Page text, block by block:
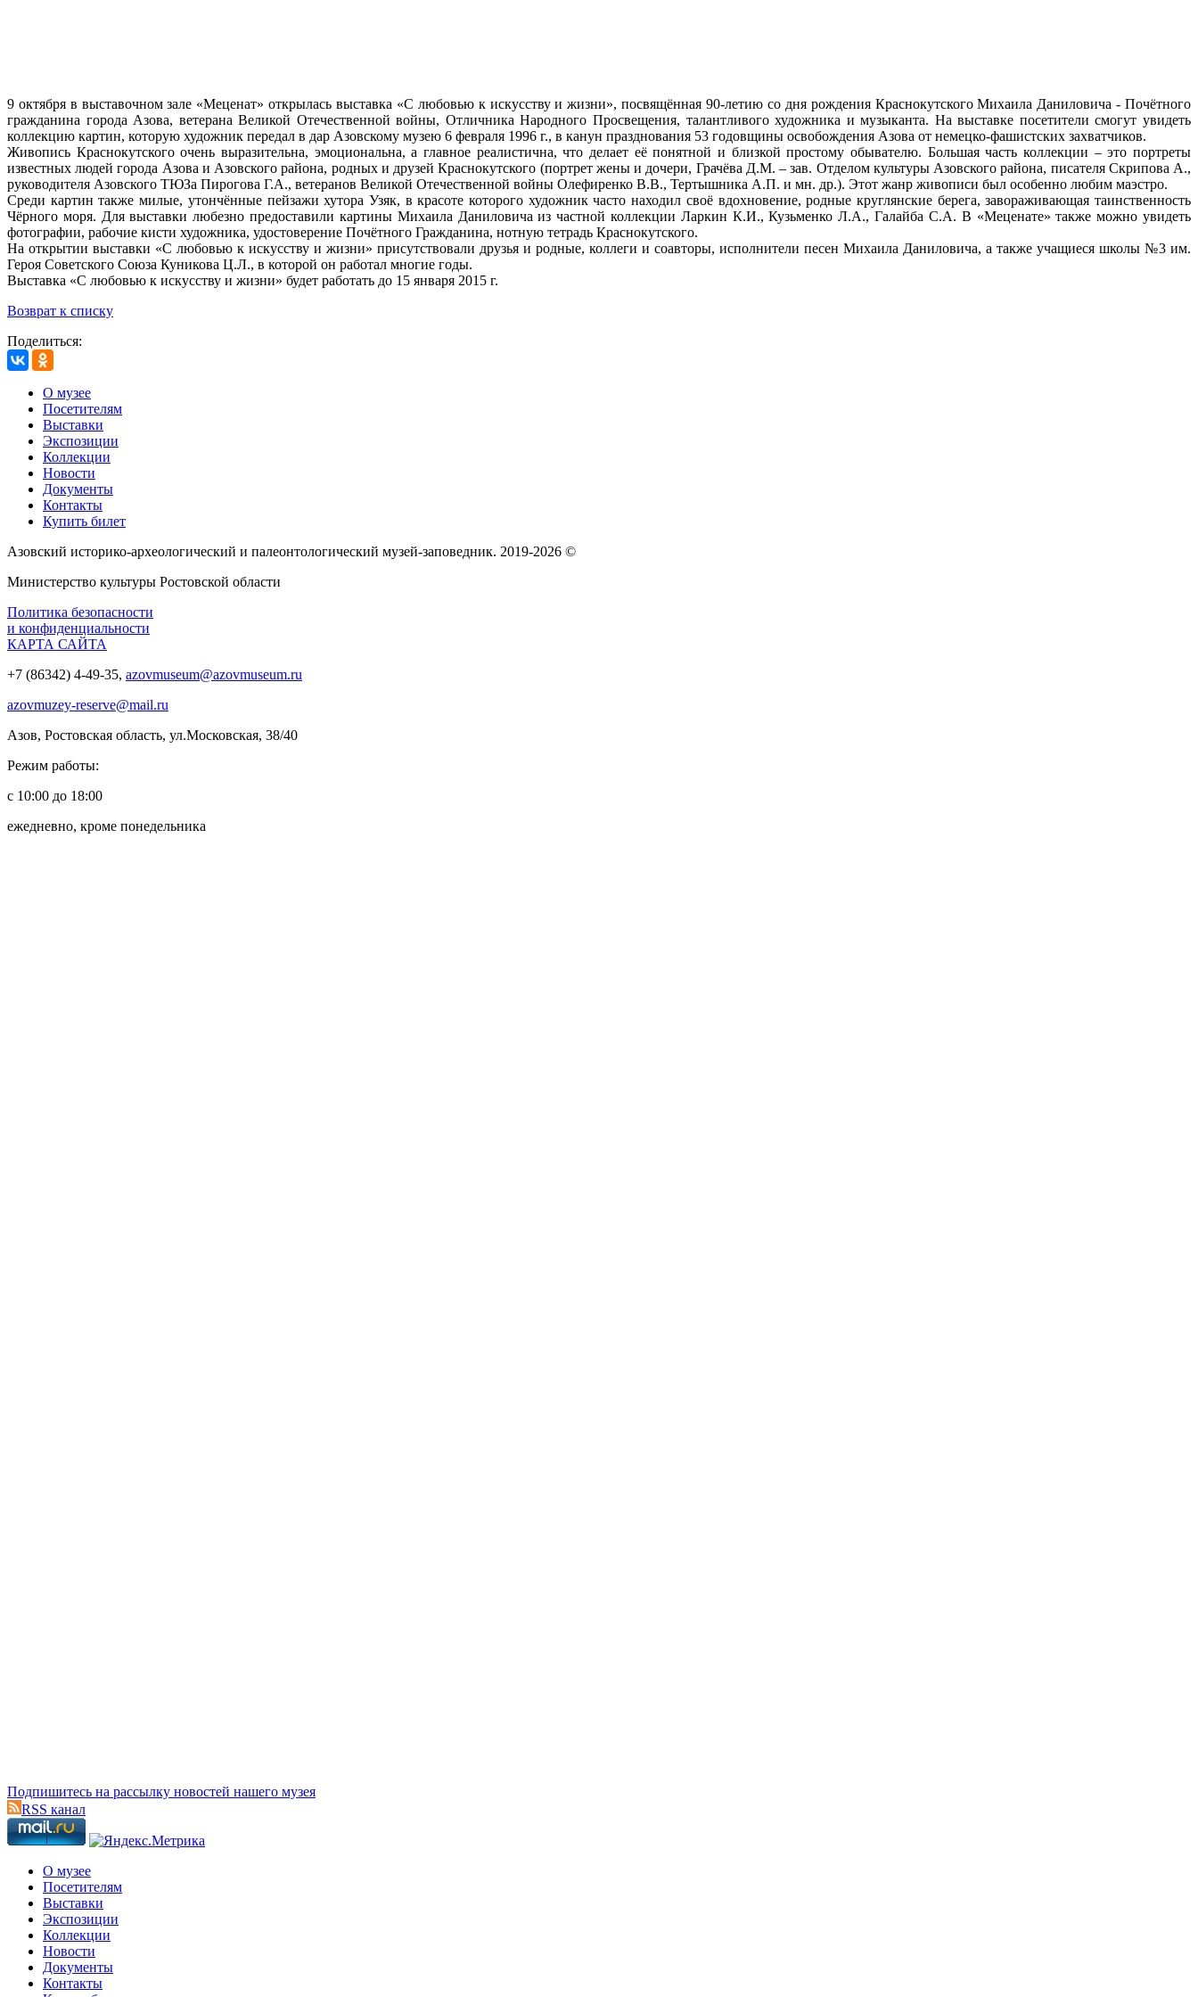
9 октября в выставочном зале «Меценат» открылась выставка «С любовью к искусству и жизни», посвящённая 90-летию со дня рождения Краснокутского Михаила Даниловича - Почётного
гражданина города Азова, ветерана Великой Отечественной войны, Отличника Народного Просвещения, талантливого художника и музыканта. На выставке посетители смогут увидеть
коллекцию картин, которую художник передал в дар Азовскому музею 6 февраля 1996 г., в канун празднования 53 годовщины освобождения Азова от немецко-фашистских захватчиков.
Живопись Краснокутского очень выразительна, эмоциональна, а главное реалистична, что делает её понятной и близкой простому обывателю. Большая часть коллекции – это портреты
известных людей города Азова и Азовского района, родных и друзей Краснокутского (портрет жены и дочери, Грачёва Д.М. – зав. Отделом культуры Азовского района, писателя Скрипова А.,
руководителя Азовского ТЮЗа Пирогова Г.А., ветеранов Великой Отечественной войны Олефиренко В.В., Тертышника А.П. и мн. др.). Этот жанр живописи был особенно любим маэстро.
Среди картин также милые, утончённые пейзажи хутора Узяк, в красоте которого художник часто находил своё вдохновение, родные круглянские берега, завораживающая таинственность
Чёрного моря. Для выставки любезно предоставили картины Михаила Даниловича из частной коллекции Ларкин К.И., Кузьменко Л.А., Галайба С.А. В «Меценате» также можно увидеть
фотографии, рабочие кисти художника, удостоверение Почётного Гражданина, нотную тетрадь Краснокутского.
На открытии выставки «С любовью к искусству и жизни» присутствовали друзья и родные, коллеги и соавторы, исполнители песен Михаила Даниловича, а также учащиеся школы №3 им.
Героя Советского Союза Куникова Ц.Л., в которой он работал многие годы.
Выставка «С любовью к искусству и жизни» будет работать до 15 января 2015 г.
Возврат к списку
Поделиться:
О музее
Посетителям
Выставки
Экспозиции
Коллекции
Новости
Документы
Контакты
Купить билет
Азовский историко‑археологический и палеонтологический музей‑заповедник. 2019-2026 ©
Министерство культуры Ростовской области
Политика безопасности
и конфиденциальности
КАРТА САЙТА
+7 (86342) 4-49-35, azovmuseum@azovmuseum.ru
azovmuzey-reserve@mail.ru
Азов, Ростовская область, ул.Московская, 38/40
Режим работы:
с 10:00 до 18:00
ежедневно, кроме понедельника
Подпишитесь на рассылку новостей нашего музея
RSS канал
О музее
Посетителям
Выставки
Экспозиции
Коллекции
Новости
Документы
Контакты